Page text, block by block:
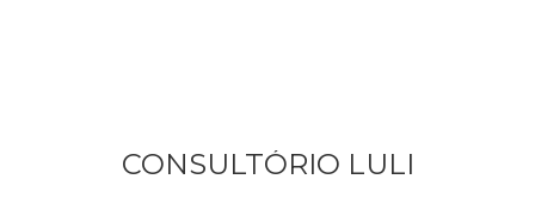
CONSULTÓRIO LULI